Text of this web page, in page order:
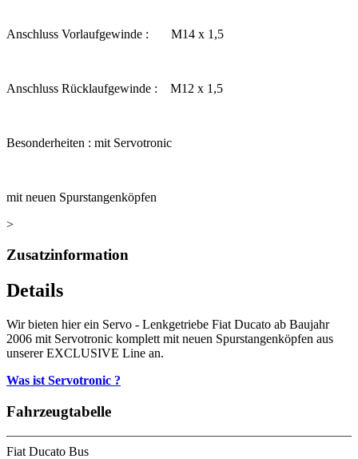
Anschluss Vorlaufgewinde : M14 x 1,5
Anschluss Rücklaufgewinde : M12 x 1,5
Besonderheiten : mit Servotronic
mit neuen Spurstangenköpfen
>
Zusatzinformation
Details
Wir bieten hier ein Servo - Lenkgetriebe Fiat Ducato ab Baujahr
2006 mit Servotronic komplett mit neuen Spurstangenköpfen aus
unserer EXCLUSIVE Line an.
Was ist Servotronic ?
Fahrzeugtabelle
Fiat Ducato Bus